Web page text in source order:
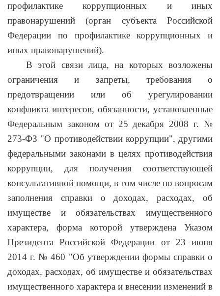
профилактике коррупционных и иных
правонарушений (орган субъекта Российской
Федерации по профилактике коррупционных и
иных правонарушений).
В этой связи лица, на которых возложены
ограничения и запреты, требования о
предотвращении или об урегулировании
конфликта интересов, обязанности, установленные
Федеральным законом от 25 декабря 2008 г. №
273-ФЗ "О противодействии коррупции", другими
федеральными законами в целях противодействия
коррупции, для получения соответствующей
консультативной помощи, в том числе по вопросам
заполнения справки о доходах, расходах, об
имуществе и обязательствах имущественного
характера, форма которой утверждена Указом
Президента Российской Федерации от 23 июня
2014 г. № 460 "Об утверждении формы справки о
доходах, расходах, об имуществе и обязательствах
имущественного характера и внесении изменений в